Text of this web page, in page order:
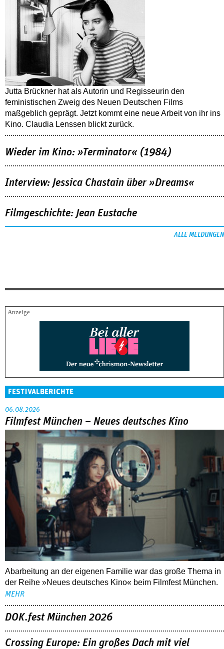
Jutta Brückner hat als Autorin und Regisseurin den
feministischen Zweig des Neuen Deutschen Films
maßgeblich geprägt. Jetzt kommt eine neue Arbeit von ihr ins
Kino. Claudia Lenssen blickt zurück.
Wieder im Kino: »Terminator« (1984)
Interview: Jessica Chastain über »Dreams«
Filmgeschichte: Jean Eustache
ALLE MELDUNGEN
FESTIVALBERICHTE
06.08.2026
Filmfest München – Neues deutsches Kino
Abarbeitung an der eigenen Familie war das große Thema in
der Reihe »Neues deutsches Kino« beim Filmfest München.
MEHR
DOK.fest München 2026
Crossing Europe: Ein großes Dach mit viel